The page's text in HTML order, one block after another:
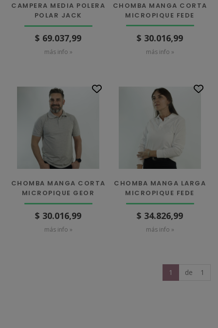
CAMPERA MEDIA POLERA
POLAR JACK
$ 69.037,99
más info »
CHOMBA MANGA CORTA
MICROPIQUE FEDE
$ 30.016,99
más info »
CHOMBA MANGA CORTA
MICROPIQUE GEOR
$ 30.016,99
más info »
CHOMBA MANGA LARGA
MICROPIQUE FEDE
$ 34.826,99
más info »
1 de 1